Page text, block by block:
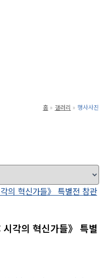
홈 갤러리 행사사진
각의 혁신가들》 특별